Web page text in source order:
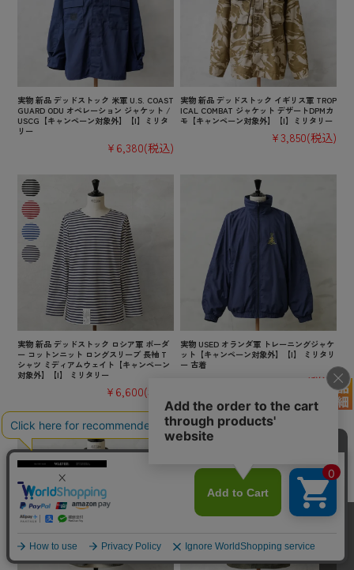
実物 新品 デッドストック 米軍 U.S. COAST
GUARD ODU オペレーション ジャケット /
USCG【キャンペーン対象外】【I】ミリタ
リー
¥6,380(税込)
実物 新品 デッドストック イギリス軍 TROP
ICAL COMBAT ジャケット デザートDPMカ
モ【キャンペーン対象外】【I】ミリタリー
¥3,850(税込)
実物 新品 デッドストック ロシア軍 ボーダ
ー コットンニット ロングスリーブ 長袖 T
シャツ ミディアムウェイト【キャンペーン
対象外】【I】 ミリタリー
¥6,600(税込)
実物 USED オランダ軍 トレーニングジャケ
ット【キャンペーン対象外】【I】 ミリタリ
ー 古着
(税込)